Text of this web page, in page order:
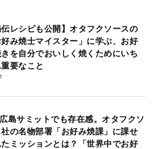
伝レシピも公開】オタフクソースの
好み焼士マイスター」に学ぶ、お好
を自分でおいしく焼くためにいち
要なこと
島サミットでも存在感。オタフクソ
の名物部署「お好み焼課」に課せ
たミッションとは？「世界中でお好